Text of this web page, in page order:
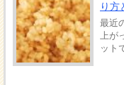
り方
最近
上が
ット